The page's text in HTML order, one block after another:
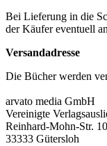
Bei Lieferung in die
der Käufer eventuell
Versandadresse
Die Bücher werden
arvato media GmbH
Vereinigte
Reinhard-Mohn-Str.
33333 Gütersloh